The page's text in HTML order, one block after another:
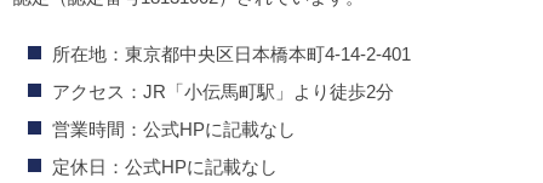
所在地：東京都中央区日本橋本町4-14-2-401
アクセス：JR「小伝馬町駅」より徒歩2分
営業時間：公式HPに記載なし
定休日：公式HPに記載なし